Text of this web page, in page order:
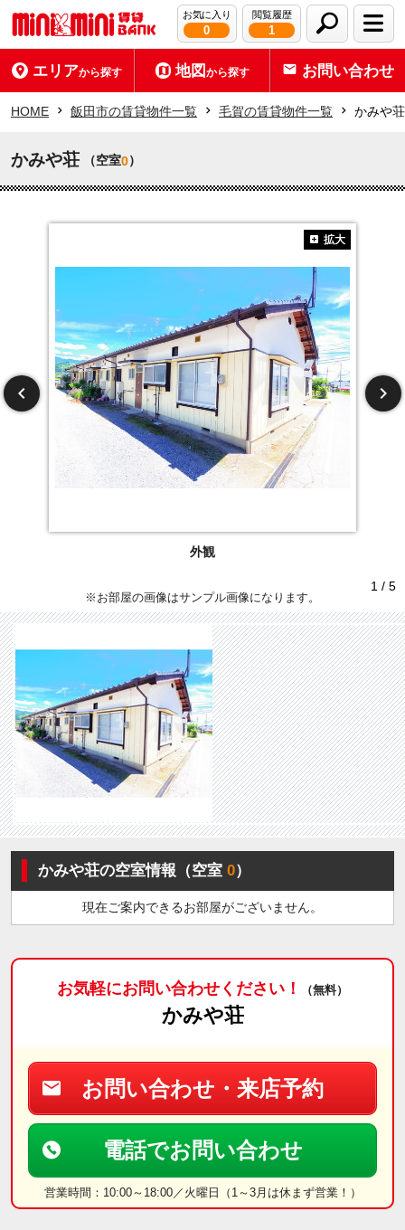
お気に入り
0
閲覧履歴
1
エリアから探す 地図から探す お問い合わせ
HOME 飯田市の賃貸物件一覧 毛賀の賃貸物件一覧 かみや荘
かみや荘 （空室0）
外観
拡大
1 / 5
※お部屋の画像はサンプル画像になります。
かみや荘の空室情報（空室0）
現在ご案内できるお部屋がございません。
お気軽にお問い合わせください！ （無料）
かみや荘
お問い合わせ・来店予約
電話でお問い合わせ
営業時間：10:00～18:00／火曜日（1～3月は休まず営業！）